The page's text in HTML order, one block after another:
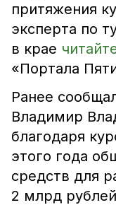
притяжения
эксперта по
в крае
«Портала
Ранее
Владимир
благодаря
этого года
средств для
2 млрд